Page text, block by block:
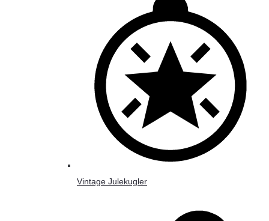
Vintage Julekugler